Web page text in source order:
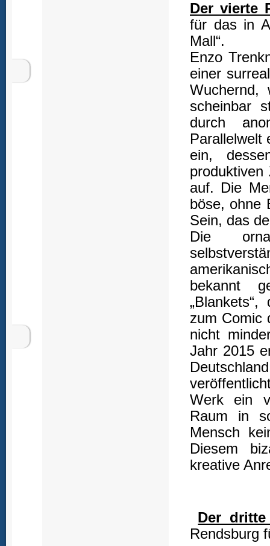
Der vierte
für das in
Mall“.
Enzo
einer
Wuchernd,
scheinbar
durch
Parallelwelt
ein,
auf. Die
böse, ohne
Sein, das
Die
bekannt
zum Comic
nicht
Jahr 2015
Werk ein
Raum in
Mensch
Diesem
kreative
Der
Rendsburg